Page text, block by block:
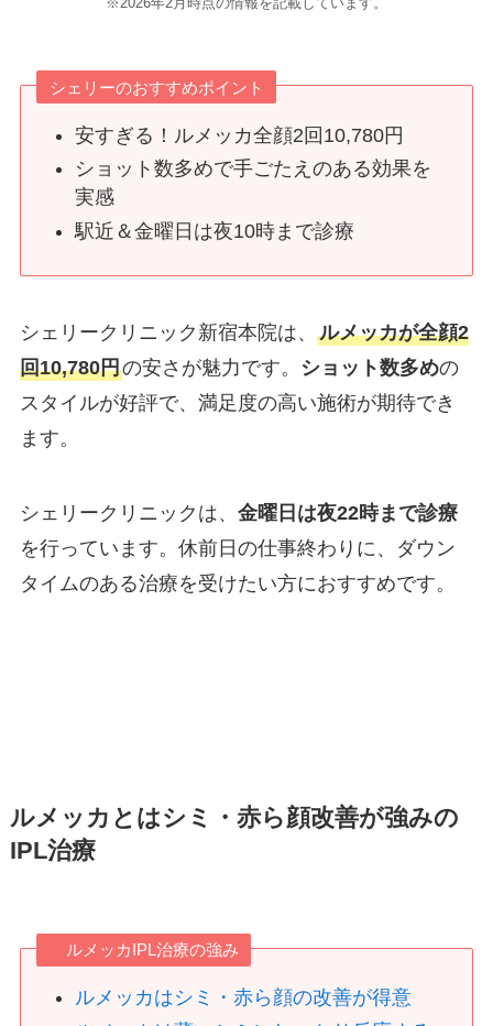
シェリーのおすすめポイント
安すぎる！ルメッカ全顔2回10,780円
ショット数多めで手ごたえのある効果を
実感
駅近＆金曜日は夜10時まで診療
シェリークリニック新宿本院は、 ルメッカが全顔2
回10,780円の安さが魅力です。 ショット数多めの
スタイルが好評で、満足度の高い施術が期待でき
ます。
シェリークリニックは、 金曜日は夜22時まで診療
を行っています。休前日の仕事終わりに、ダウン
タイムのある治療を受けたい方におすすめです。
ルメッカとはシミ・赤ら顔改善が強みの
IPL治療
ルメッカIPL治療の強み
ルメッカはシミ・赤ら顔の改善が得意